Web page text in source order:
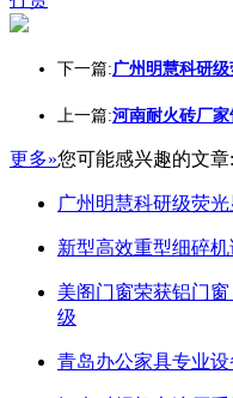
下一篇:广州明慧科研
上一篇:河南耐火砖厂
更多»您可能感兴趣的文章:
广州明慧科研级荧
新型高效重型细碎
美阁门窗荣获铝门
级
青岛办公家具专业